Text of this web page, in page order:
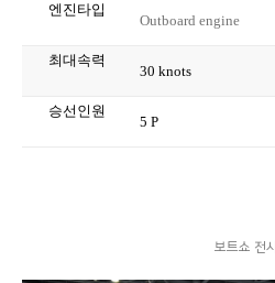
엔진타입
Outboard engine
최대속력
30 knots
승선인원
5 P
보트쇼 전시